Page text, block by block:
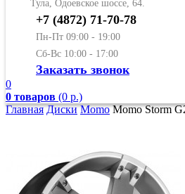
Тула, Одоевское шоссе, 64.
+7 (4872) 71-70-78
Пн-Пт 09:00 - 19:00
Сб-Вс 10:00 - 17:00
Заказать звонок
0
0 товаров (0 р.)
Главная Диски MomoMomo Storm